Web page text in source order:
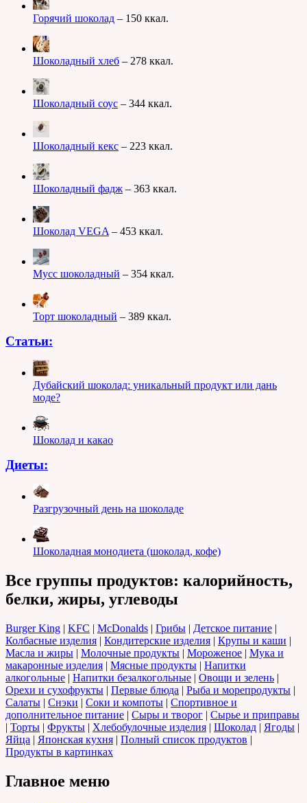
Горячий шоколад – 150 ккал.
Шоколадный хлеб – 278 ккал.
Шоколадный соус – 344 ккал.
Шоколадный кекс – 223 ккал.
Шоколадный фадж – 363 ккал.
Шоколад VEGA – 453 ккал.
Мусс шоколадный – 354 ккал.
Торт шоколадный – 389 ккал.
Статьи:
Дубайский шоколад: уникальный продукт или дань
моде?
Шоколад и какао
Диеты:
Разгрузочный день на шоколаде
Шоколадная монодиета (шоколад, кофе)
Все группы продуктов: калорийность,
белки, жиры, углеводы
Burger King | KFC | McDonalds | Грибы | Детское питание |
Колбасные изделия | Кондитерские изделия | Крупы и каши |
Масла и жиры | Молочные продукты | Мороженое | Мука и
макаронные изделия | Мясные продукты | Напитки
алкогольные | Напитки безалкогольные | Овощи и зелень |
Орехи и сухофрукты | Первые блюда | Рыба и морепродукты |
Салаты | Снэки | Соки и компоты | Спортивное и
дополнительное питание | Сыры и творог | Сырье и приправы
| Торты | Фрукты | Хлебобулочные изделия | Шоколад | Ягоды |
Яйца | Японская кухня | Полный список продуктов |
Продукты в картинках
Главное меню